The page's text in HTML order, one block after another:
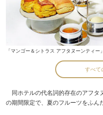
「マンゴー＆シトラス アフタヌーンティ
すべて
同ホテルの代名詞的存在のアフタ
の期間限定で、夏のフルーツをふん